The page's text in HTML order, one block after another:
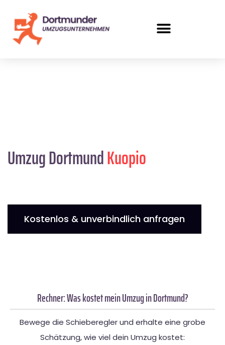
Umzug DortmundKuopio
Kostenlos & unverbindlich anfragen
Rechner: Was kostet mein Umzug in Dortmund?
Bewege die Schieberegler und erhalte eine grobe
Schätzung, wie viel dein Umzug kostet: